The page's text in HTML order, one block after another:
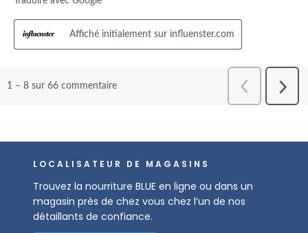
LOCALISATEUR DE MAGASINS
Trouvez la nourriture BLUE en ligne ou dans un
magasin près de chez vous chez l’un de nos
détaillants de confiance.